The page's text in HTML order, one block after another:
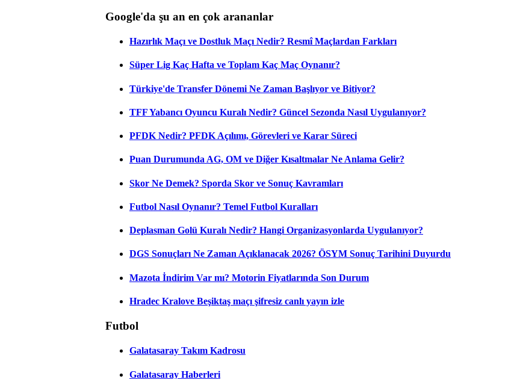
Google'da şu an en çok arananlar
Hazırlık Maçı ve Dostluk Maçı Nedir? Resmî Maçlardan Farkları
Süper Lig Kaç Hafta ve Toplam Kaç Maç Oynanır?
Türkiye'de Transfer Dönemi Ne Zaman Başlıyor ve Bitiyor?
TFF Yabancı Oyuncu Kuralı Nedir? Güncel Sezonda Nasıl Uygulanıyor?
PFDK Nedir? PFDK Açılımı, Görevleri ve Karar Süreci
Puan Durumunda AG, OM ve Diğer Kısaltmalar Ne Anlama Gelir?
Skor Ne Demek? Sporda Skor ve Sonuç Kavramları
Futbol Nasıl Oynanır? Temel Futbol Kuralları
Deplasman Golü Kuralı Nedir? Hangi Organizasyonlarda Uygulanıyor?
DGS Sonuçları Ne Zaman Açıklanacak 2026? ÖSYM Sonuç Tarihini Duyurdu
Mazota İndirim Var mı? Motorin Fiyatlarında Son Durum
Hradec Kralove Beşiktaş maçı şifresiz canlı yayın izle
Futbol
Galatasaray Takım Kadrosu
Galatasaray Haberleri